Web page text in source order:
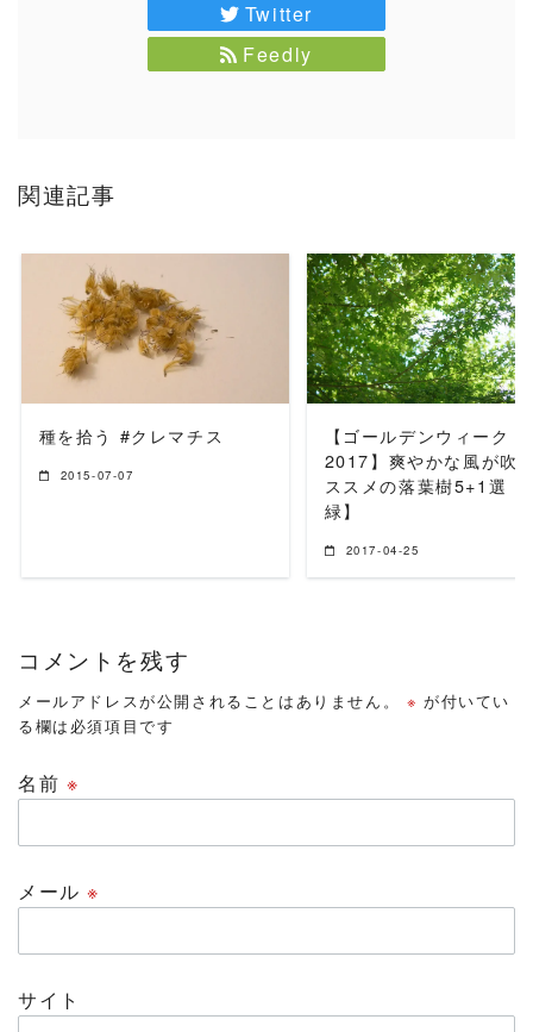
Twitter
Feedly
関連記事
READ MORE
種を拾う #クレマチス
2015-07-07
READ MORE
【ゴールデンウィーク
2017】爽やかな風が吹
ススメの落葉樹5+1選【
緑】
2017-04-25
コメントを残す
メールアドレスが公開されることはありません。 ※ が付いてい
る欄は必須項目です
名前 ※
メール※
サイト